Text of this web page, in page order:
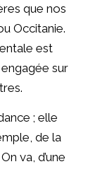
que nos
Occitanie.
est
sur
; elle
de la
va, d’une